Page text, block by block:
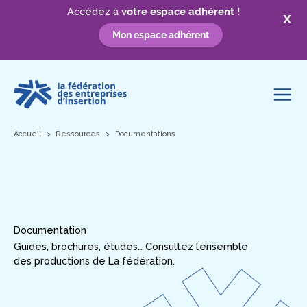
X
Accédez à votre espace adhérent !
Mon espace adhérent
contenu
Accueil Ressources Documentations
Documentation
Guides, brochures, études… Consultez l’ensemble
des productions de La fédération.